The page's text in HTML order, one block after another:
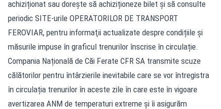
achiziționat sau dorește să achiziționeze bilet și să consulte
periodic SITE-urile OPERATORILOR DE TRANSPORT
FEROVIAR, pentru informaţii actualizate despre condițiile și
măsurile impuse în graficul trenurilor înscrise în circulație.
Compania Națională de Căi Ferate CFR SA transmite scuze
călătorilor pentru întârzierile inevitabile care se vor întregistra
în circulația trenurilor în aceste zile în care este în vigoare
avertizarea ANM de temperaturi extreme și îi asigurăm